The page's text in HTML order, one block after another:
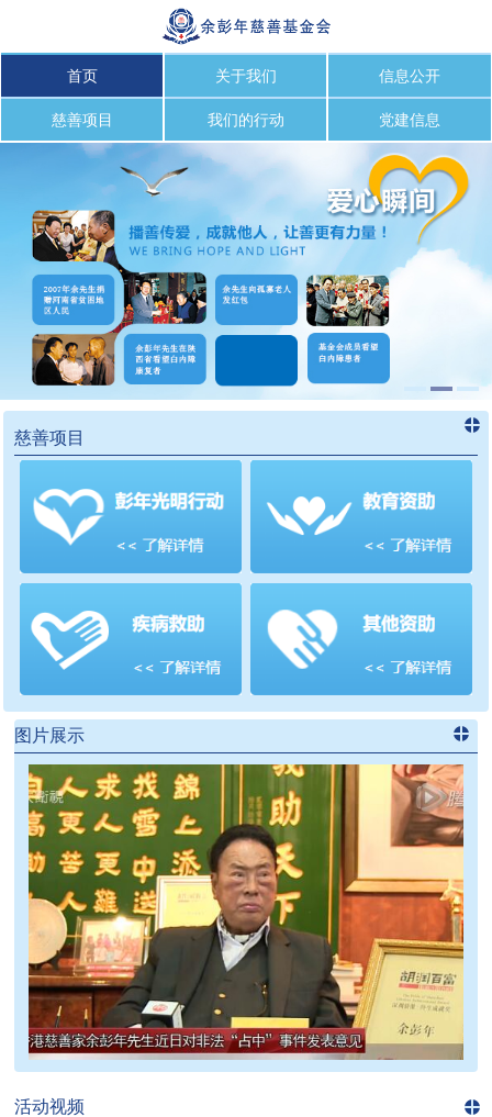
首页 关于我们 信息公开
慈善项目 我们的行动 党建信息
慈善项目
进入慈
>>
图片展示
建信息
频道
活动视频